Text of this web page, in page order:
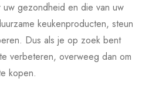
gezondheid en die van uw
keukenproducten, steun
Dus als je op zoek bent
verbeteren, overweeg dan om
kopen.